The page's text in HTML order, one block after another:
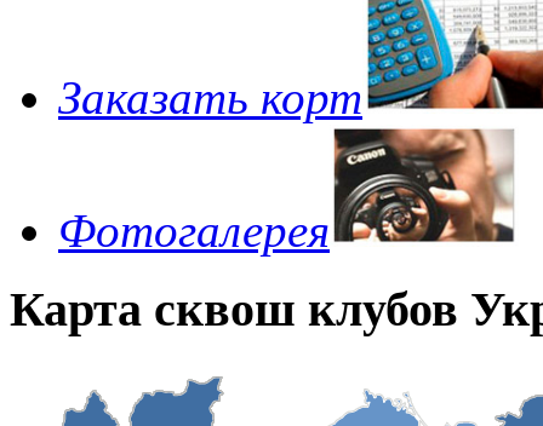
Заказать корт
Фотогалерея
Карта сквош клубов